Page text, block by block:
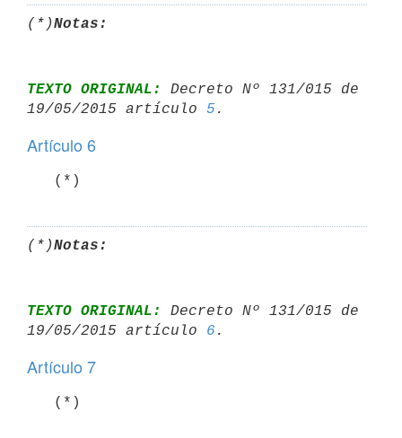
(*)Notas:
TEXTO ORIGINAL:
Decreto Nº 131/015 de
19/05/2015 artículo 5
Artículo 6
   (*)
(*)Notas:
TEXTO ORIGINAL:
Decreto Nº 131/015 de
19/05/2015 artículo 6
Artículo 7
   (*)